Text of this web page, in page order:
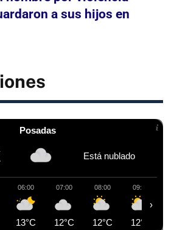
a sus hijos en
Posadas
Está nublado
06:00
13°C
07:00
12°C
08:00
12°C
09:00
12°C
›